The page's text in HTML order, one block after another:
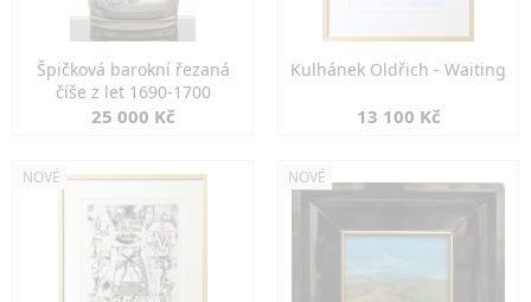
Špičková barokní řezaná
číše z let 1690-1700
25 000 Kč
Kulhánek Oldřich - Waiting
13 100 Kč
NOVÉ NOVÉ